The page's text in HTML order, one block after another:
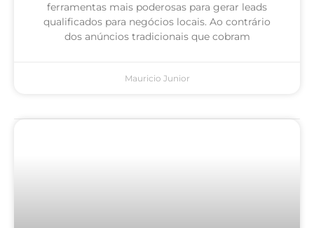
ferramentas mais poderosas para gerar leads
qualificados para negócios locais. Ao contrário
dos anúncios tradicionais que cobram
Mauricio Junior